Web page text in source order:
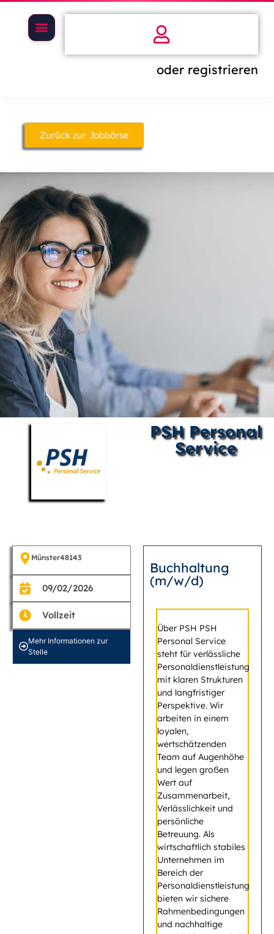
oder registrieren
Zurück zur Jobbörse
PSH Personal
Service
Münster48143
09/02/2026
Vollzeit
Mehr Informationen zur
Stelle
Buchhaltung
(m/w/d)
Über PSH PSH
Personal Service
steht für verlässliche
Personaldienstleistung
mit klaren Strukturen
und langfristiger
Perspektive. Wir
arbeiten in einem
loyalen,
wertschätzenden
Team auf Augenhöhe
und legen großen
Wert auf
Zusammenarbeit,
Verlässlichkeit und
persönliche
Betreuung. Als
wirtschaftlich stabiles
Unternehmen im
Bereich der
Personaldienstleistung
bieten wir sichere
Rahmenbedingungen
und nachhaltige